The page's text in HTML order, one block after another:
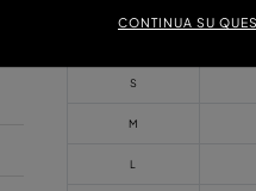
CONTINUA SU
S
M
L